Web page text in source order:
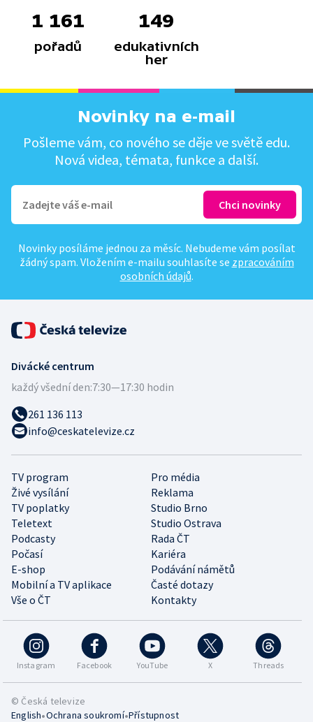
1 161
pořadů
149
edukativních
her
Novinky na e-mail
Pošleme vám, co nového se děje ve světě edu.
Nová videa, témata, funkce a další.
Novinky posíláme jednou za měsíc. Nebudeme vám posílat
žádný spam. Vložením e-mailu souhlasíte se zpracováním
osobních údajů.